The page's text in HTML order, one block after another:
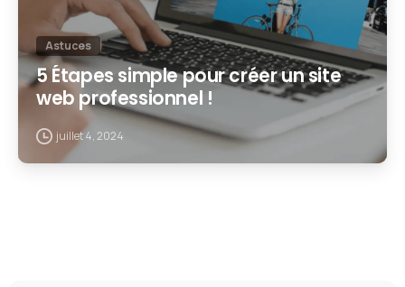
Astuces
5 Étapes simple pour créer un site
web professionnel !
juillet 4, 2024